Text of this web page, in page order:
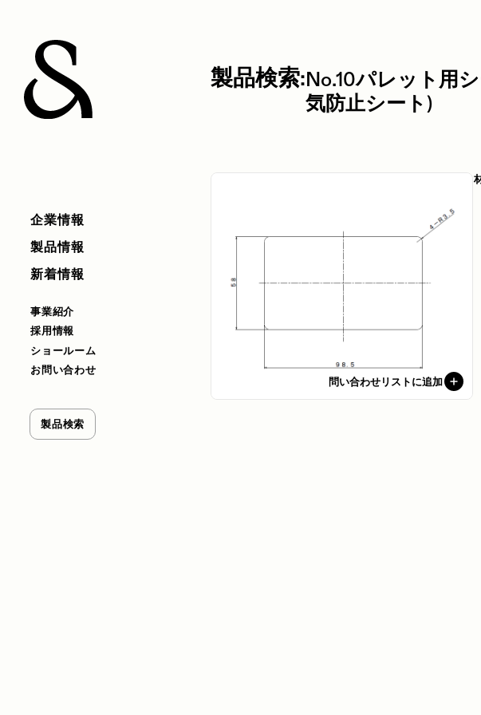
企業情報
製品情報
新着情報
事業紹介
採用情報
ショールーム
お問い合わせ
製品検索
製品検索:No.10パレット用
気防止シート)
問い合わせリストに追加